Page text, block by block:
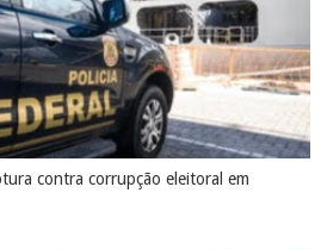
contra corrupção eleitoral em